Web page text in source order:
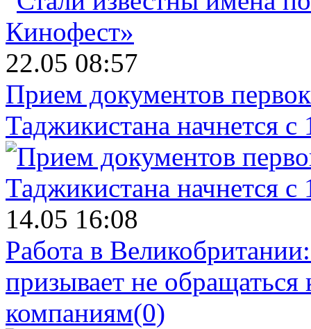
22.05 08:57
Прием документов
Таджикистана начнется с
14.05 16:08
Работа в
призывает не
компаниям(0)